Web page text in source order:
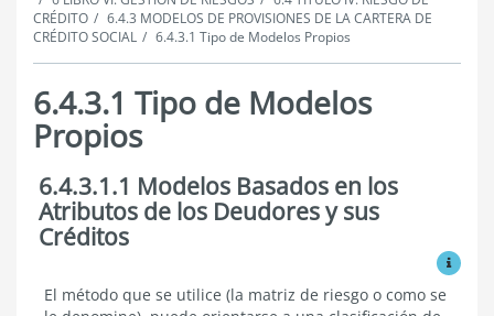
CRÉDITO
6.4.3 MODELOS DE PROVISIONES DE LA CARTERA DE
CRÉDITO SOCIAL
6.4.3.1 Tipo de Modelos Propios
6.4.3.1 Tipo de Modelos
Propios
6.4.3.1
Tipo
de
Modelos
6.4.3.1.1 Modelos Basados en los
Atributos de los Deudores y sus
Créditos
Ver
6.4.3.1.1
Modelos
El método que se utilice (la matriz de riesgo o como se